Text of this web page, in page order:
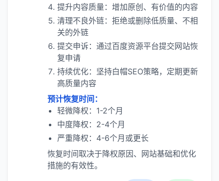
提升内容质量：增加原创、有价值的内容
清理不良外链：拒绝或删除低质量、不相
关的外链
提交申诉：通过百度资源平台提交网站恢
复申请
持续优化：坚持白帽SEO策略，定期更新
高质量内容
预计恢复时间：
轻微降权：1-2个月
中度降权：2-4个月
严重降权：4-6个月或更长
恢复时间取决于降权原因、网站基础和优化
措施的有效性。